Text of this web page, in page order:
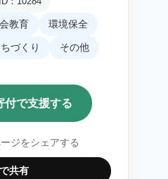
教育 環境保全
ちづくり その他
付で支援する
ジをシェアする
共有